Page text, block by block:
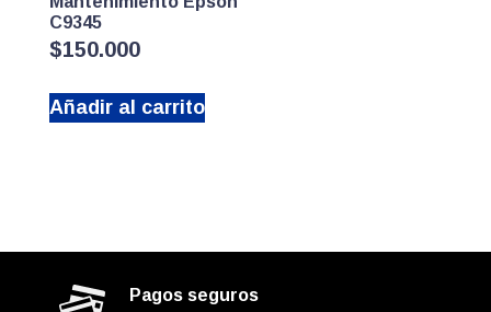
C9345
$150.000
Añadir al carrito
Pagos seguros